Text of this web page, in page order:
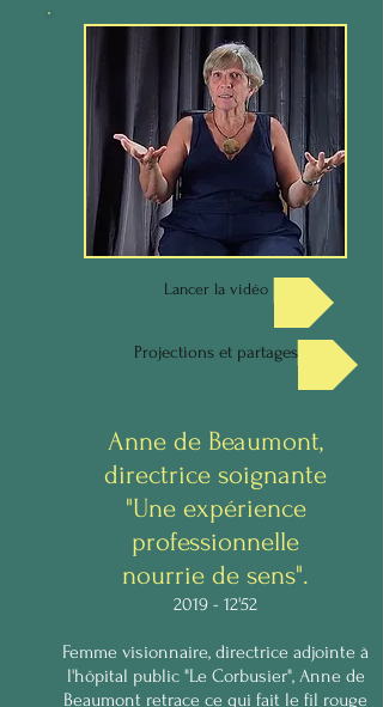
Lancer la vidéo
Projections et partages
Anne de Beaumont,
directrice soignante
"Une expérience
professionnelle
nourrie de sens".
2019 - 12'52
Femme visionnaire, directrice adjointe à
l'hôpital public "Le Corbusier", Anne de
Beaumont retrace ce qui fait le fil rouge